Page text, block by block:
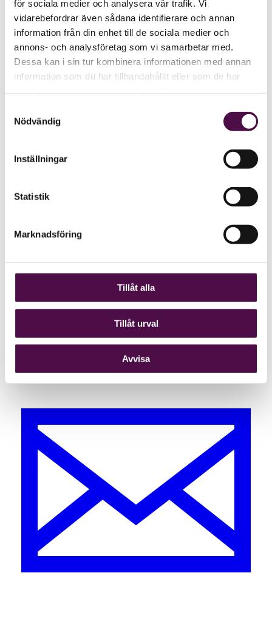
för sociala medier och analysera vår trafik. Vi
vidarebefordrar även sådana identifierare och annan
information från din enhet till de sociala medier och
annons- och analysföretag som vi samarbetar med.
Dessa kan i sin tur kombinera informationen med annan
information som du har tillhandahållit eller som de har
Nödvändig
Inställningar
Statistik
Marknadsföring
Tillåt alla
Tillåt urval
Avvisa